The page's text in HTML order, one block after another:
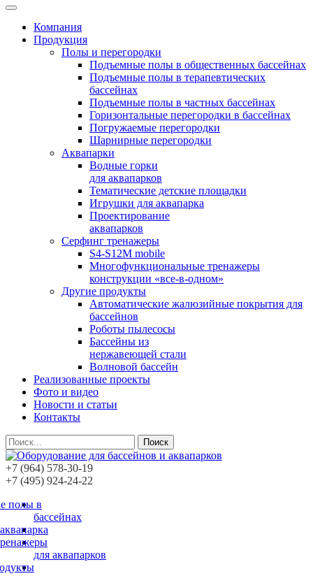
Компания
Продукция
Полы и перегородки
Подъемные полы в общественных бассейнах
Подъемные полы в терапевтических
бассейнах
Подъемные полы в частных бассейнах
Горизонтальные перегородки в бассейнах
Погружаемые перегородки
Шарнирные перегородки
Аквапарки
Водные горки
для аквапарков
Тематические детские площадки
Игрушки для аквапарка
Проектирование
аквапарков
Серфинг тренажеры
S4-S12M mobile
Многофункциональные тренажеры
конструкции «все-в-одном»
Другие продукты
Автоматические жалюзийные покрытия для
бассейнов
Роботы пылесосы
Бассейны из
нержавеющей стали
Волновой бассейн
Реализованные проекты
Фото и видео
Новости и статьи
Контакты
Поиск
+7 (964) 578-30-19
+7 (495) 924-24-22
полы в
бассейнах
для аквапарков